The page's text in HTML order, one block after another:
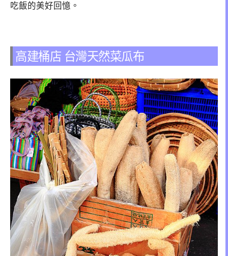
吃飯的美好回憶。
高建桶店 台灣天然菜瓜布